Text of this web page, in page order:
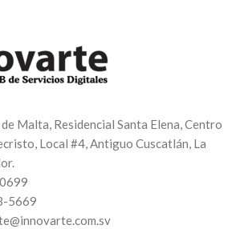
Malta, Residencial Santa Elena, Centro
Local #4, Antiguo Cuscatlán, La
5669